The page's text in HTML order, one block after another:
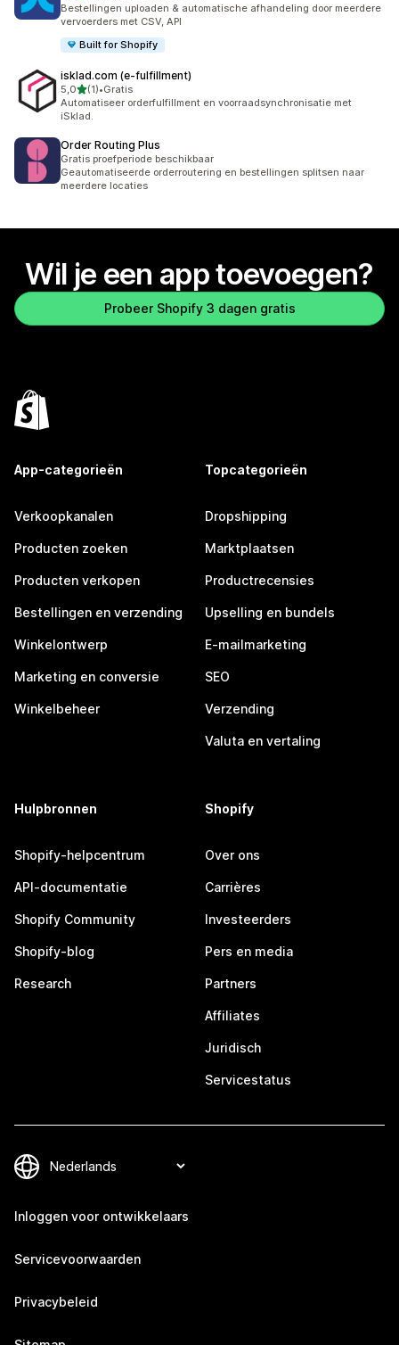
Bestellingen uploaden & automatische afhandeling door meerdere
vervoerders met CSV, API
Built for Shopify
isklad.com (e‑fulfillment)
5,0van 5 sterren
(1)
1 recensies in totaal
•Gratis
Automatiseer orderfulfillment en voorraadsynchronisatie met
iSklad.
Order Routing Plus
Gratis proefperiode beschikbaar
Geautomatiseerde orderroutering en bestellingen splitsen naar
meerdere locaties
Wil je een app toevoegen?
Probeer Shopify 3 dagen gratis
App-categorieën
Verkoopkanalen
Producten zoeken
Producten verkopen
Bestellingen en verzending
Winkelontwerp
Marketing en conversie
Winkelbeheer
Topcategorieën
Dropshipping
Marktplaatsen
Productrecensies
Upselling en bundels
E-mailmarketing
SEO
Verzending
Valuta en vertaling
Hulpbronnen
Shopify-helpcentrum
API-documentatie
Shopify Community
Shopify-blog
Research
Shopify
Over ons
Carrières
Investeerders
Pers en media
Partners
Affiliates
Juridisch
Servicestatus
Inloggen voor ontwikkelaars
Servicevoorwaarden
Privacybeleid